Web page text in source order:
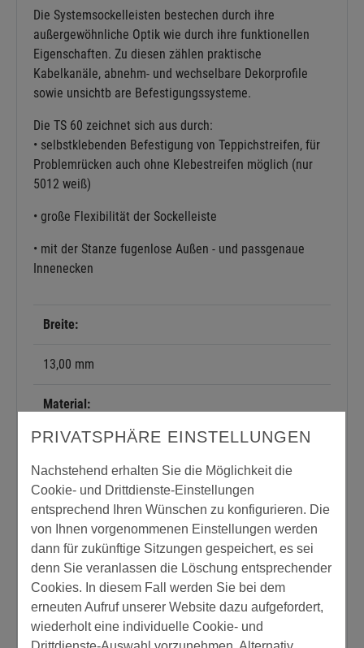
Die Systemsockelleisten bestechen durch ihre
außergewöhnliche Optik wie durch ihre funktionellen
Eigenschaften. Zu diesen zählen praktische
Kabelkanäle, abnehm- und wechselbare Dekorprofile
sowie unsichtb are Befestigungssysteme.
Die TS 60 zeichnet sich aus durch:
• selbstklebenden Befestigung von Teppichstreifen, für
Problemrücken auch ohne Klebestreifen möglich (nur
5012 weiß)
• große Flexibilität der Sockelleiste
• mit der Stanze fugenlose Außen - und passgenaue
Innenecken
Breite:
13,00 mm
Material:
Kunststoff
Höhe:
57,00 mm
Länge:
515,00 cm
PRIVATSPHÄRE EINSTELLUNGEN
Nachstehend erhalten Sie die Möglichkeit die
Cookie- und Drittdienste-Einstellungen
entsprechend Ihren Wünschen zu konfigurieren. Die
von Ihnen vorgenommenen Einstellungen werden
dann für zukünftige Sitzungen gespeichert, es sei
denn Sie veranlassen die Löschung entsprechender
Cookies. In diesem Fall werden Sie bei dem
erneuten Aufruf unserer Website dazu aufgefordert,
wiederholt eine individuelle Cookie- und